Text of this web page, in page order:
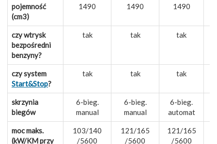
pojemność
(cm3)
1490 1490 1490
czy wtrysk
bezpośredni
benzyny?
tak tak tak
czy system
Start&Stop?
tak tak tak
skrzynia
biegów
6-bieg.
manual
6-bieg.
manual
6-bieg.
automat
moc maks.
(kW/KM przy
103/140
/5600
121/165
/5600
121/165
/5600